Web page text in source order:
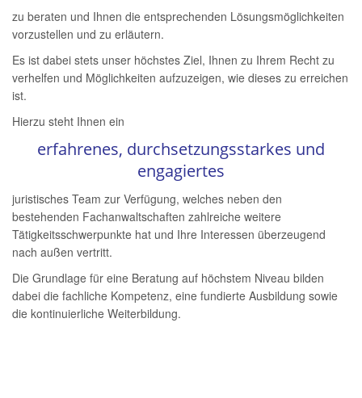
zu beraten und Ihnen die entsprechenden Lösungsmöglichkeiten
vorzustellen und zu erläutern.
Es ist dabei stets unser höchstes Ziel, Ihnen zu Ihrem Recht zu
verhelfen und Möglichkeiten aufzuzeigen, wie dieses zu erreichen
ist.
Hierzu steht Ihnen ein
erfahrenes, durchsetzungsstarkes und
engagiertes
juristisches Team zur Verfügung, welches neben den
bestehenden Fachanwaltschaften zahlreiche weitere
Tätigkeitsschwerpunkte hat und Ihre Interessen überzeugend
nach außen vertritt.
Die Grundlage für eine Beratung auf höchstem Niveau bilden
dabei die fachliche Kompetenz, eine fundierte Ausbildung sowie
die kontinuierliche Weiterbildung.